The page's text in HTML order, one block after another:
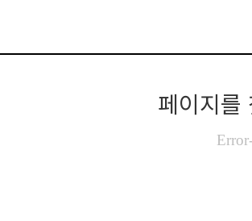
페이지를